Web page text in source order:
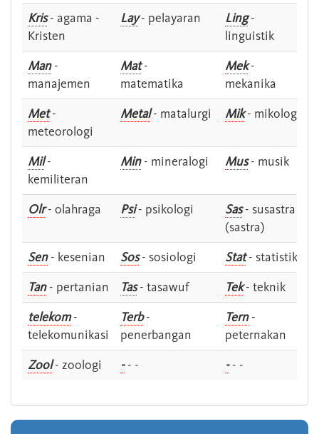
Kris- agama -
Kristen
Lay- pelayaran Ling-
linguistik
Man-
manajemen
Mat-
matematika
Mek-
mekanika
Met-
meteorologi
Metal- matalurgi Mik- mikologi
Mil-
kemiliteran
Min- mineralogi Mus- musik
Olr- olahraga Psi- psikologi Sas- susastra -
(sastra)
Sen- kesenian Sos- sosiologi Stat- statistik
Tan- pertanian Tas- tasawuf Tek- teknik
telekom-
telekomunikasi
Terb-
penerbangan
Tern-
peternakan
Zool- zoologi -- - -- -